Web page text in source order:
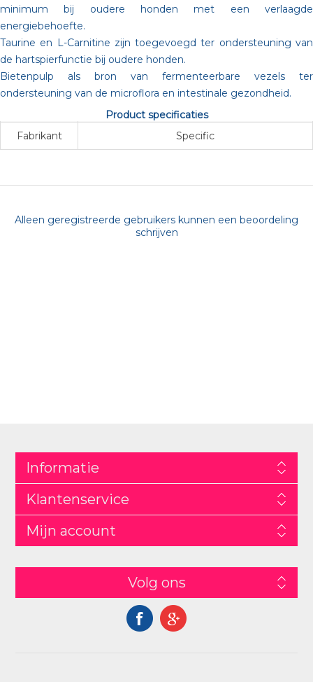
minimum bij oudere honden met een verlaagde
energiebehoefte.
Taurine en L-Carnitine zijn toegevoegd ter ondersteuning van
de hartspierfunctie bij oudere honden.
Bietenpulp als bron van fermenteerbare vezels ter
ondersteuning van de microflora en intestinale gezondheid.
Product specificaties
Fabrikant
Specific
Alleen geregistreerde gebruikers kunnen een beoordeling
schrijven
Informatie
Klantenservice
Mijn account
Volg ons